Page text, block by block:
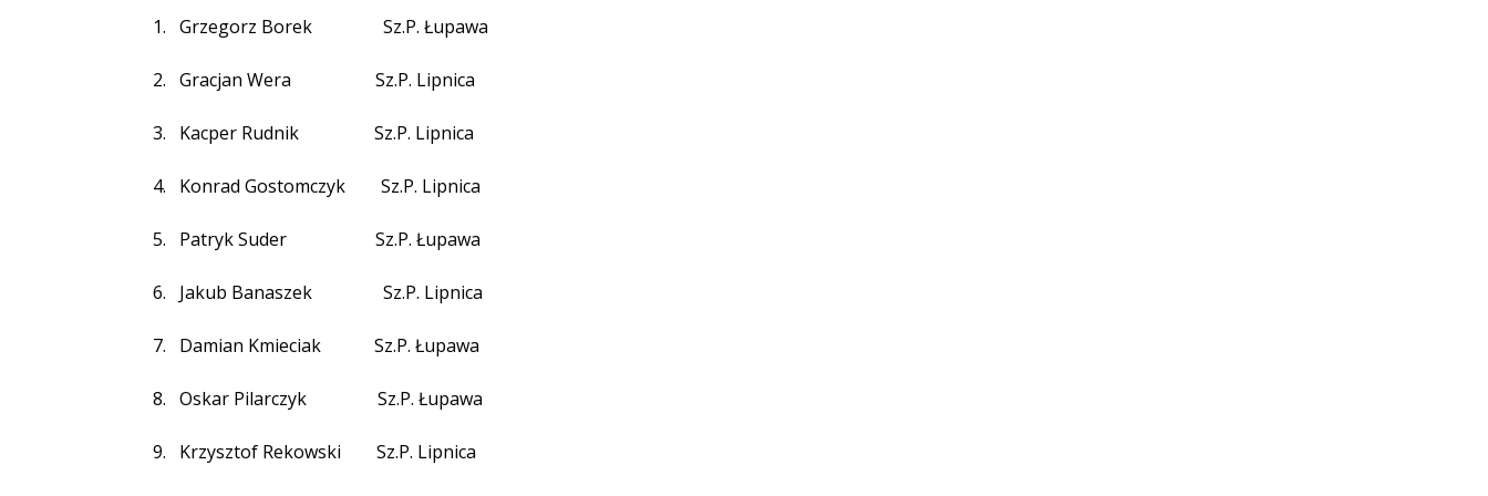
1. Grzegorz Borek Sz.P. Łupawa
2. Gracjan Wera Sz.P. Lipnica
3. Kacper Rudnik Sz.P. Lipnica
4. Konrad Gostomczyk Sz.P. Lipnica
5. Patryk Suder Sz.P. Łupawa
6. Jakub Banaszek Sz.P. Lipnica
7. Damian Kmieciak Sz.P. Łupawa
8. Oskar Pilarczyk Sz.P. Łupawa
9. Krzysztof Rekowski Sz.P. Lipnica